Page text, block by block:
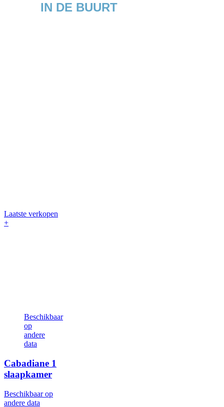
IN DE BUURT
Laatste verkopen
+
Beschikbaar
op
andere
data
Cabadiane 1
slaapkamer
Beschikbaar op
andere data